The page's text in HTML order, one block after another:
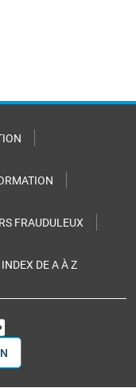
FRAUDULEUX
INDEX DE A À Z